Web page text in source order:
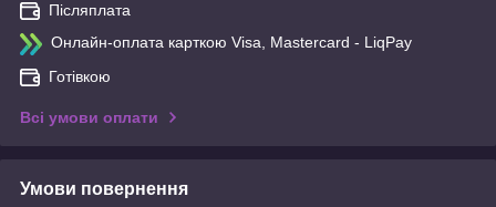
Післяплата
Онлайн-оплата карткою Visa, Mastercard - LiqPay
Готівкою
Всі умови оплати
Умови повернення